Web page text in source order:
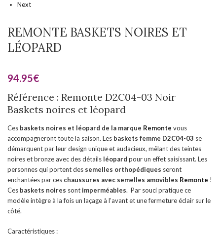
Next
REMONTE BASKETS NOIRES ET
LÉOPARD
94.95€
Référence : Remonte D2C04-03 Noir
Baskets noires et léopard
Ces baskets noires et léopard de la marque Remonte vous
accompagneront toute la saison. Les baskets femme D2C04-03 se
démarquent par leur design unique et audacieux, mêlant des teintes
noires et bronze avec des détails léopard pour un effet saisissant. Les
personnes qui portent des semelles orthopédiques seront
enchantées par ces chaussures avec semelles amovibles Remonte !
Ces baskets noires sontimperméables. Par souci pratique ce
modèle intègre à la fois un laçage à l’avant et une fermeture éclair sur le
côté.
Caractéristiques :